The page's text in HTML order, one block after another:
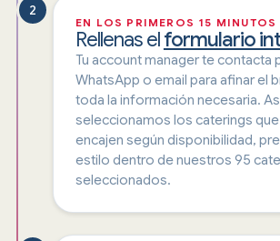
2
EN LOS PRIMEROS 15 MINUTOS
Rellenas elformulario
Tu account manager te contacta
WhatsApp o email para afinar el
toda la información necesaria.
seleccionamos los caterings
encajen según disponibilidad,
estilo dentro de nuestros 95
seleccionados.